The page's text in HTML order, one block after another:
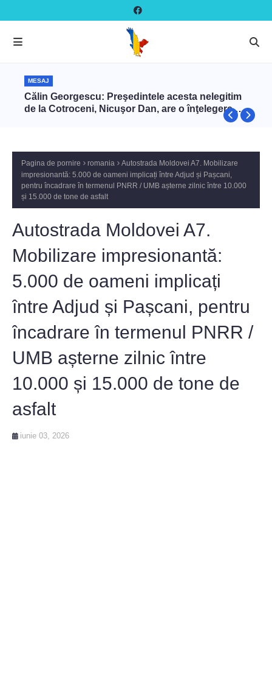
MESAJ
Călin Georgescu: Preşedintele acesta nelegitim
de la Cotroceni, Nicuşor Dan, are o înţelegere cu
Zelenski ca să târască NATO în război cu Rusia
Pagina de pornire romania
Autostrada Moldovei A7. Mobilizare
impresionantă: 5.000 de oameni implicați între Adjud și Pașcani,
pentru încadrare în termenul PNRR / UMB așterne zilnic între 10.000
și 15.000 de tone de asfalt
Autostrada Moldovei A7.
Mobilizare impresionantă:
5.000 de oameni implicați
între Adjud și Pașcani, pentru
încadrare în termenul PNRR /
UMB așterne zilnic între
10.000 și 15.000 de tone de
asfalt
iunie 03, 2026